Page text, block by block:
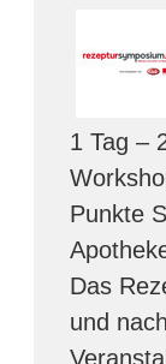
1 Tag –
Punkte
Das
und